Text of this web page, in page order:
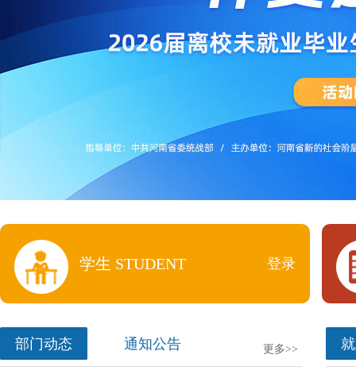
学生 STUDENT 登录
部门动态 通知公告 更多>>